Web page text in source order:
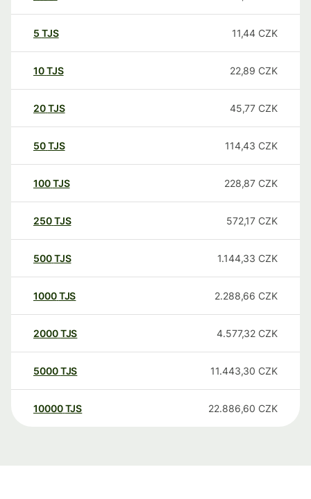
5 TJS 11,44 CZK
10TJS 22,89 CZK
20TJS 45,77 CZK
50TJS 114,43 CZK
100TJS 228,87 CZK
250TJS 572,17 CZK
500TJS 1.144,33 CZK
1000TJS 2.288,66 CZK
2000TJS 4.577,32 CZK
5000TJS 11.443,30 CZK
10000 TJS 22.886,60 CZK